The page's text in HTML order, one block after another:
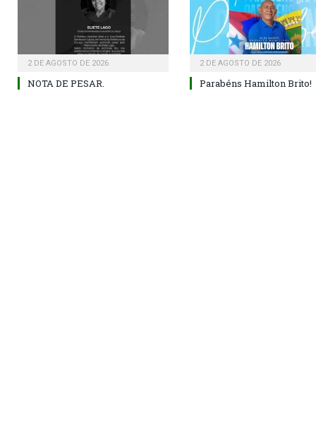
2 DE AGOSTO DE 2026
NOTA DE PESAR.
2 DE AGOSTO DE 2026
Parabéns Hamilton Brito!